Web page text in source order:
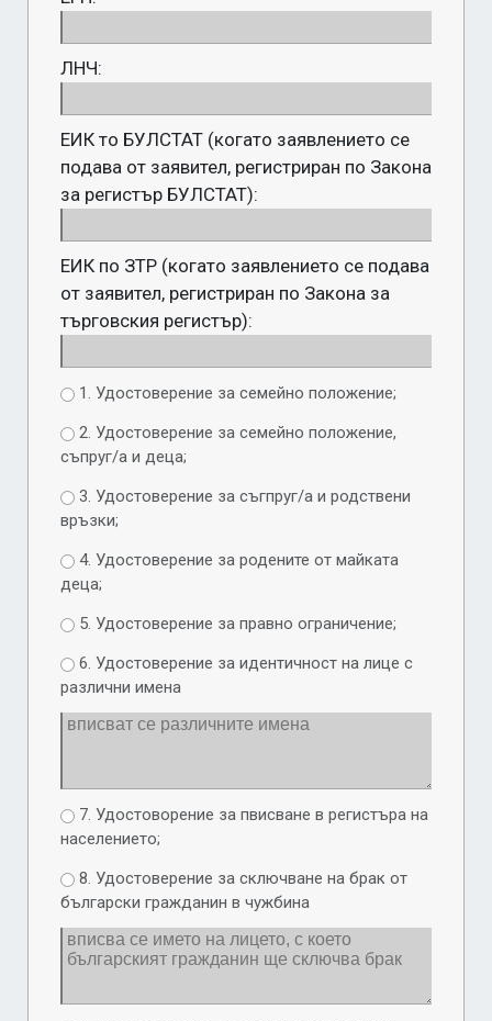
ЛНЧ:
ЕИК то БУЛСТАТ (когато заявлението се
подава от заявител, регистриран по Закона
за регистър БУЛСТАТ):
ЕИК по ЗТР (когато заявлението се подава
от заявител, регистриран по Закона за
търговския регистър):
1. Удостоверение за семейно положение;
2. Удостоверение за семейно положение,
съпруг/а и деца;
3. Удостоверение за съгпруг/а и родствени
връзки;
4. Удостоверение за родените от майката
деца;
5. Удостоверение за правно ограничение;
6. Удостоверение за идентичност на лице с
различни имена
7. Удостоворение за пвисване в регистъра на
населението;
8. Удостоверение за сключване на брак от
български гражданин в чужбина